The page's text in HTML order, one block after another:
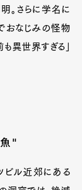
。さらに学名に
でおなじみの怪物
異世界すぎる」
"
ビル近郊にある